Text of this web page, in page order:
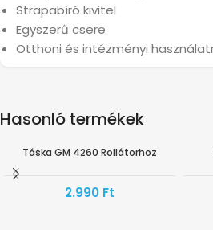
Strapabíró kivitel
Egyszerű csere
Otthoni és intézményi
Hasonló termékek
Táska GM 4260 Rollátorhoz
2.990 Ft